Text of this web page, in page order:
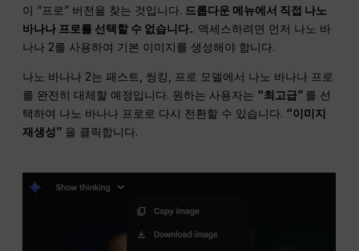
이 “프로” 버전을 찾는 것입니다. 드롭다운 메뉴에서 직접 나노
바나나 프로를 선택할 수 없습니다.. 액세스하려면 먼저 나노 바
나나 2를 사용하여 기본 이미지를 생성해야 합니다.
나노 바나나 2는 패스트, 씽킹, 프로 모델에서 나노 바나나 프로
를 완전히 대체할 예정입니다. 원하는 사용자는 “최고급” 를 선
택하여 나노 바나나 프로로 다시 전환할 수 있습니다. “이미지
재생성” 을 클릭합니다.